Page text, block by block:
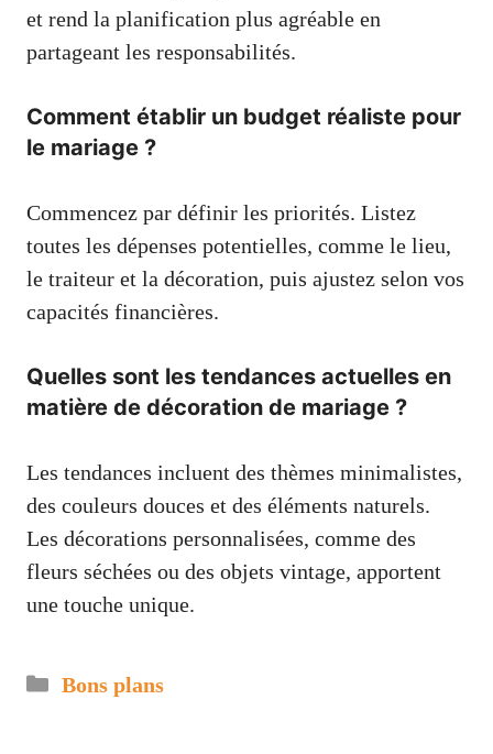
et rend la planification plus agréable en
partageant les responsabilités.
Comment établir un budget réaliste pour
le mariage ?
Commencez par définir les priorités. Listez
toutes les dépenses potentielles, comme le lieu,
le traiteur et la décoration, puis ajustez selon vos
capacités financières.
Quelles sont les tendances actuelles en
matière de décoration de mariage ?
Les tendances incluent des thèmes minimalistes,
des couleurs douces et des éléments naturels.
Les décorations personnalisées, comme des
fleurs séchées ou des objets vintage, apportent
une touche unique.
Catégories
Bons plans